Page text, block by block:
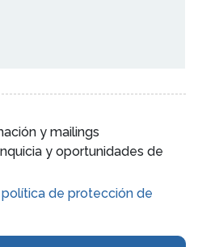
y mailings
y oportunidades de
política de protección de